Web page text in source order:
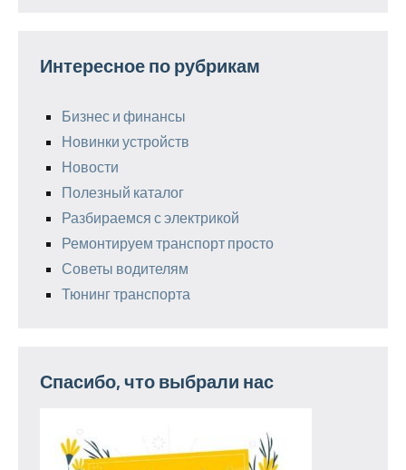
Интересное по рубрикам
Бизнес и финансы
Новинки устройств
Новости
Полезный каталог
Разбираемся с электрикой
Ремонтируем транспорт просто
Советы водителям
Тюнинг транспорта
Спасибо, что выбрали нас